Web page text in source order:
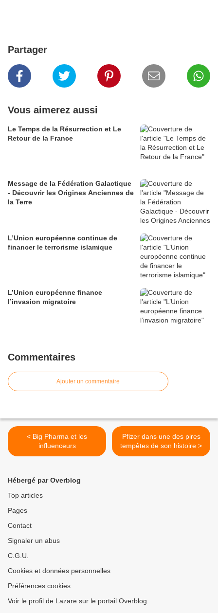
Partager
Vous aimerez aussi
Le Temps de la Résurrection et Le
Retour de la France
Message de la Fédération Galactique
- Découvrir les Origines Anciennes de
la Terre
L’Union européenne continue de
financer le terrorisme islamique
L’Union européenne finance
l’invasion migratoire
Commentaires
Ajouter un commentaire
< Big Pharma et les
influenceurs
Pfizer dans une des pires
tempêtes de son histoire >
Hébergé par Overblog
Top articles
Pages
Contact
Signaler un abus
C.G.U.
Cookies et données personnelles
Préférences cookies
Voir le profil de Lazare sur le portail Overblog